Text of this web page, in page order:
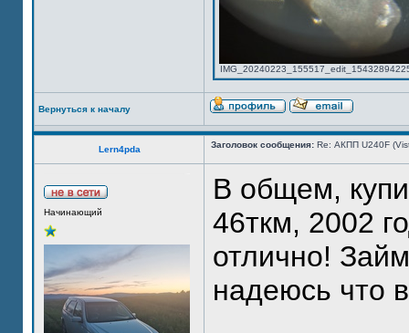
Вернуться к началу
Lern4pda Заголовок сообщения: Re: АКПП U240F
Начинающий
В общем,
46ткм, 2002
отлично!
надеюсь что